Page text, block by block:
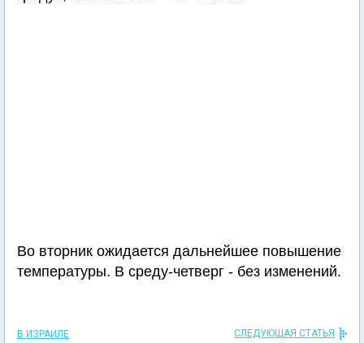
Во вторник ожидается дальнейшее повышение
температуры. В среду-четверг - без изменений.
В ИЗРАИЛЕ СЛЕДУЮЩАЯ СТАТЬЯ